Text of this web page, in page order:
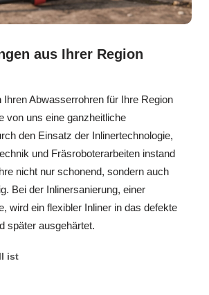
aus Ihrer Region
Ihren Abwasserrohren für Ihre Region
von uns eine ganzheitliche
den Einsatz der Inlinertechnologie,
und Fräsroboterarbeiten instand
nicht nur schonend, sondern auch
Bei der Inlinersanierung, einer
wird ein flexibler Inliner in das defekte
später ausgehärtet.
ist